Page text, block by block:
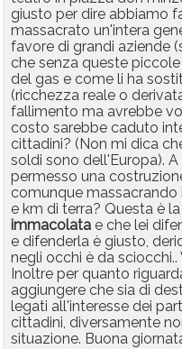
giusto per dire abbiamo
massacrato un'intera
favore di grandi aziende
che senza queste
del gas e come li ha
(ricchezza reale o
fallimento ma avrebbe
costo sarebbe caduto
cittadini? (Non mi dica
soldi sono dell'Europa).
permesso una
comunque
e km di terra? Questa è
immacolata e che lei
e difenderla è giusto,
negli occhi è da
Inoltre per quanto
aggiungere che sia di
legati all'interesse dei
cittadini, diversamente
situazione. Buona